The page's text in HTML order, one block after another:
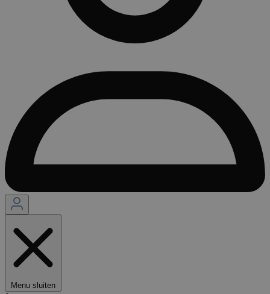
Menu sluiten